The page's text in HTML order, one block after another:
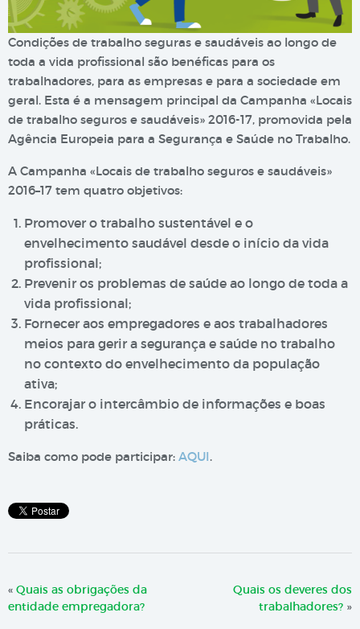
Condições de trabalho seguras e saudáveis ao longo de
toda a vida profissional são benéficas para os
trabalhadores, para as empresas e para a sociedade em
geral. Esta é a mensagem principal da Campanha «Locais
de trabalho seguros e saudáveis» 2016-17, promovida pela
Agência Europeia para a Segurança e Saúde no Trabalho.
A Campanha «Locais de trabalho seguros e saudáveis»
2016–17 tem quatro objetivos:
Promover o trabalho sustentável e o
envelhecimento saudável desde o início da vida
profissional;
Prevenir os problemas de saúde ao longo de toda a
vida profissional;
Fornecer aos empregadores e aos trabalhadores
meios para gerir a segurança e saúde no trabalho
no contexto do envelhecimento da população
ativa;
Encorajar o intercâmbio de informações e boas
práticas.
Saiba como pode participar: AQUI.
« Quais as obrigações da
entidade empregadora?
Quais os deveres dos
trabalhadores? »